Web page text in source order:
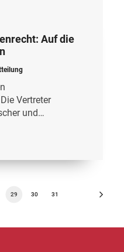
Auf die
Vertreter
und…
29 30 31